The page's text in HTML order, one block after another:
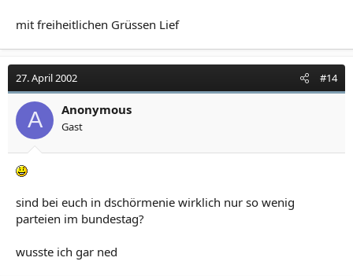
mit freiheitlichen Grüssen Lief
27. April 2002 #14
A Anonymous
Gast
sind bei euch in dschörmenie wirklich nur so wenig
parteien im bundestag?
wusste ich gar ned